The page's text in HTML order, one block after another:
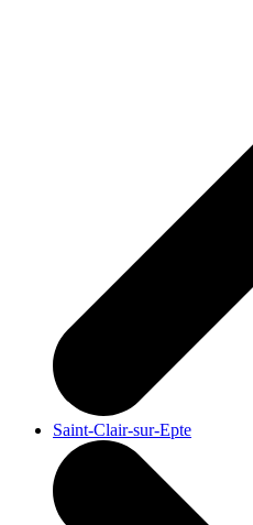
Saint-Clair-sur-Epte